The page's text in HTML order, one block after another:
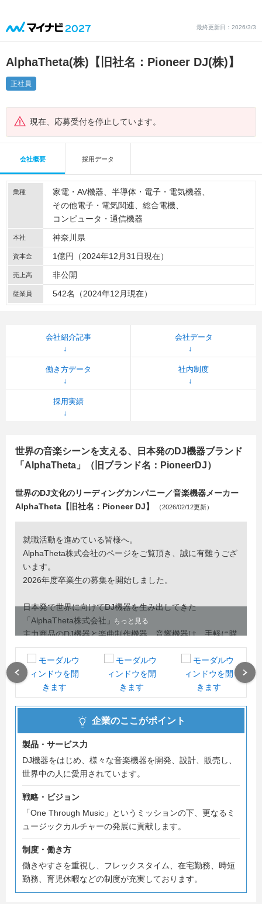
最終更新日：2026/3/3
AlphaTheta(株)【旧社名：Pioneer DJ(株)】
正社員
現在、応募受付を停止しています。
会社概要 採用データ
業種 家電・AV機器
半導体・電子・電気機器
その他電子・電気関連
総合電機
コンピュータ・通信機器
本社 神奈川県
資本金 1億円（2024年12月31日現在）
売上高 非公開
従業員 542名（2024年12月現在）
会社紹介記事 会社データ
働き方データ 社内制度
採用実績
世界の音楽シーンを支える、日本発のDJ機器ブランド
「AlphaTheta」（旧ブランド名：PioneerDJ）
世界のDJ文化のリーディングカンパニー／音楽機器メーカー
AlphaTheta【旧社名：Pioneer DJ】
（2026/02/12更新）
就職活動を進めている皆様へ。
AlphaTheta株式会社のページをご覧頂き、誠に有難うござ
います。
2026年度卒業生の募集を開始しました。
日本発で世界に向けてDJ機器を生み出してきた
「AlphaTheta株式会社」。
主力商品のDJ機器と楽曲制作機器、音響機器は、手軽に購
入が出来る自宅用のものからプロフェッショナルアーティ
スト向けのものまで、すべての商品を社内で設計・開発
し、国内外で販売してます。
その他、「rekordbox」というDJアプリの設計・運営や、
展開しています。
ご自身のアイディアやスキルを、世界中に届けたい！
大好きな音楽で喜び溢れる世界を実現したい！
そんな「音楽」や「ものづくり」への情熱をお持ちになっ
ている方のご応募を心よりお待ちしております。
何卒、宜しくお願い致します。
もっと見る
企業のここがポイント
製品・サービス力
DJ機器をはじめ、様々な音楽機器を開発、設計、販売し、
世界中の人に愛用されています。
戦略・ビジョン
「One Through Music」というミッションの下、更なるミ
ュージックカルチャーの発展に貢献します。
制度・働き方
働きやすさを重視し、フレックスタイム、在宅勤務、時短
勤務、育児休暇などの制度が充実しております。